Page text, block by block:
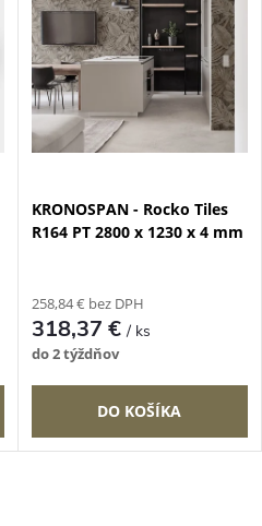
KRONOSPAN - Rocko Tiles
R164 PT 2800 x 1230 x 4 mm
258,84 € bez DPH
318,37 €/ ks
do 2 týždňov
DO KOŠÍKA